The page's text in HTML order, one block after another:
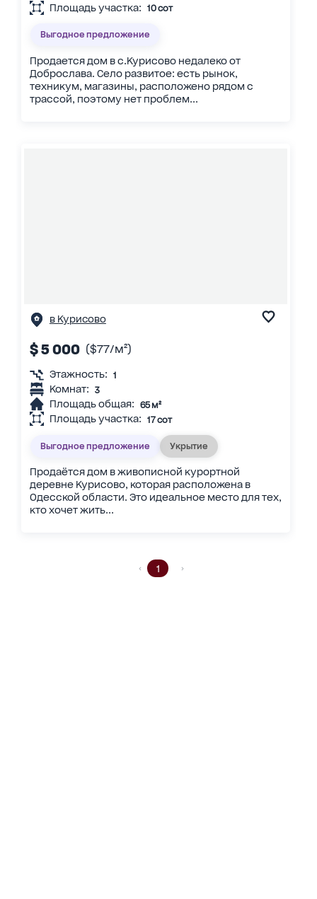
Площадь участка: 10 сот
Выгодное предложение
Продается дом в с.Курисово недалеко от
Доброслава. Село развитое: есть рынок,
техникум, магазины, расположено рядом с
трассой, поэтому нет проблем...
в Курисово
$ 5 000 ($77/м²)
Этажность: 1
Комнат: 3
Площадь общая: 65 м²
Площадь участка: 17 сот
Выгодное предложение Укрытие
Продаётся дом в живописной курортной
деревне Курисово, которая расположена в
Одесской области. Это идеальное место для тех,
кто хочет жить...
1